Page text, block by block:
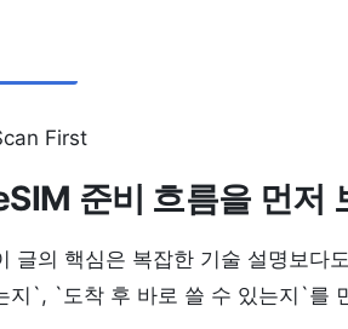
First
준비 흐름을 먼저
글의 핵심은 복잡한 기술 설명보다
지`, `도착 후 바로 쓸 수 있는지`를